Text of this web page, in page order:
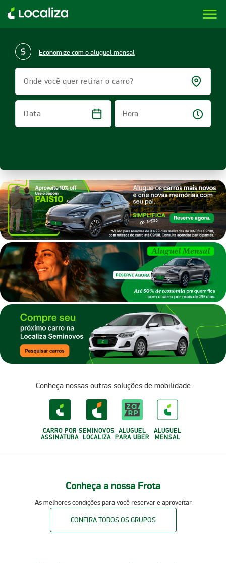
LOCALIZA ALUGUEL DE CARROS | LOCALIZA menu
Onde você quer retirar o carro?
Data
Hora
Economize com o aluguel mensal
Conheça nossas outras soluções de mobilidade
CARRO POR
ASSINATURA
SEMINOVOS
LOCALIZA
ALUGUEL
PARA UBER
ALUGUEL
MENSAL
Conheça a nossa Frota
As melhores condições para você reservar e aproveitar
CONFIRA TODOS OS GRUPOS